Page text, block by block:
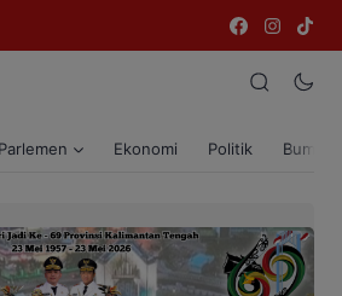
Parlemen Ekonomi Politik Bumi